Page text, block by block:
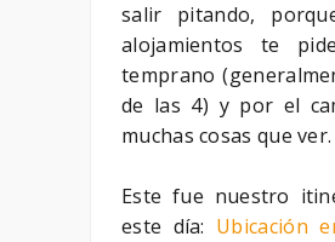
salir pitando,
alojamientos te
temprano
de las 4) y por el
muchas cosas que ver.
Este fue nuestro
este día: Ubicación